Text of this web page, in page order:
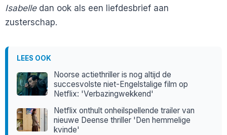
Isabelledan ook als een liefdesbrief aan
zusterschap.
LEES OOK
Noorse actiethriller is nog altijd de
succesvolste niet-Engelstalige film op
Netflix: 'Verbazingwekkend'
Netflix onthult onheilspellende trailer van
nieuwe Deense thriller 'Den hemmelige
kvinde'